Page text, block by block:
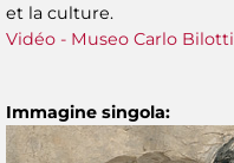
et la culture.
Vidéo - Museo Carlo Bilotti
Immagine singola: